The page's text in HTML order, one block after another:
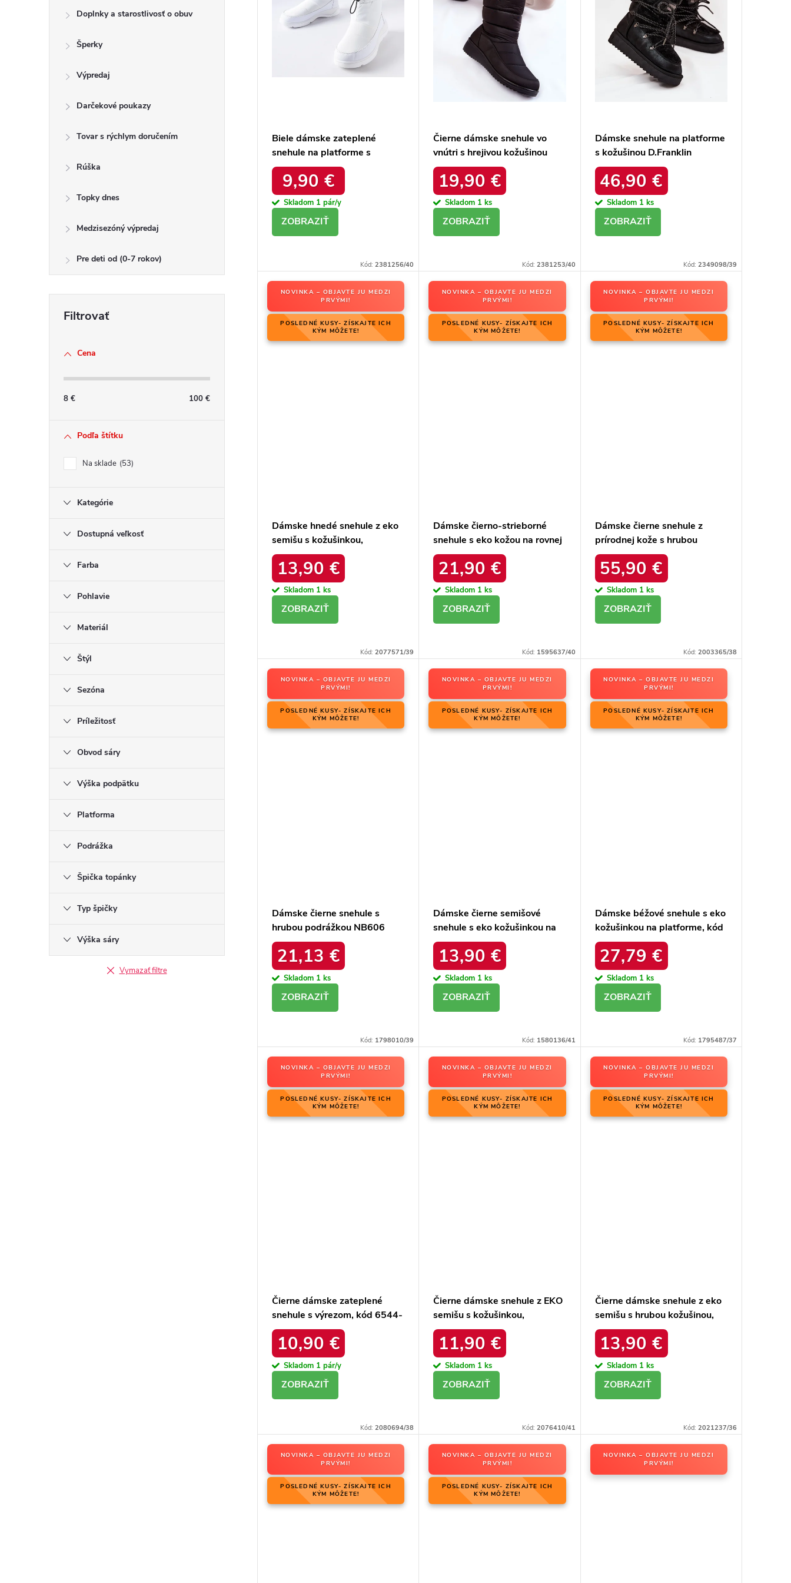
Doplnky a starostlivosť o obuv
Šperky
Výpredaj
Darčekové poukazy
Tovar s rýchlym doručením
Rúška
Topky dnes
Medzisezóný výpredaj
Pre deti od (0-7 rokov)
Cena
8 € 100 €
Podľa štítku
Na sklade 53
Kategórie
Dostupná veľkosť
Farba
Pohlavie
Materiál
Štýl
Sezóna
Príležitosť
Obvod sáry
Výška podpätku
Platforma
Podrážka
Špička topánky
Typ špičky
Výška sáry
Vymazať filtre
Biele dámske zateplené
snehule na platforme s
okrúhlou špičkou Inna
TX5002 WHITE
9,90 €
Skladom 1 pár/y
Kód:2381256/40
Čierne dámske snehule vo
vnútri s hrejivou kožušinou
zateplené kód 22SN26-5028
BLACK
19,90 €
Skladom 1 ks
Kód: 2381253/40
Dámske snehule na platforme
s kožušinou D.Franklin
DFSH37005 Čierne
46,90 €
Skladom 1 ks
Kód: 2349098/39
NOVINKA – OBJAVTE JU MEDZI
PRVÝMI!
POSLEDNÉ KUSY- ZÍSKAJTE ICH
KÝM MÔŽETE!
Dámske hnedé snehule z eko
semišu s kožušinkou,
platforma – 20219-4K
LEOPARD
13,90 €
Skladom 1 ks
Kód:2077571/39
NOVINKA – OBJAVTE JU MEDZI
PRVÝMI!
POSLEDNÉ KUSY- ZÍSKAJTE ICH
KÝM MÔŽETE!
Dámske čierno-strieborné
snehule s eko kožou na rovnej
podrážke, kód produktu 23-
34586 SREBRNY
21,90 €
Skladom 1 ks
Kód: 1595637/40
NOVINKA – OBJAVTE JU MEDZI
PRVÝMI!
POSLEDNÉ KUSY- ZÍSKAJTE ICH
KÝM MÔŽETE!
Dámske čierne snehule z
prírodnej kože s hrubou
podrážkou a zateplením, kód
produktu OO274A206
55,90 €
Skladom 1 ks
Kód: 2003365/38
NOVINKA – OBJAVTE JU MEDZI
PRVÝMI!
POSLEDNÉ KUSY- ZÍSKAJTE ICH
KÝM MÔŽETE!
Dámske čierne snehule s
hrubou podrážkou NB606
BLACK
21,13 €
Skladom 1 ks
Kód: 1798010/39
NOVINKA – OBJAVTE JU MEDZI
PRVÝMI!
POSLEDNÉ KUSY- ZÍSKAJTE ICH
KÝM MÔŽETE!
Dámske čierne semišové
snehule s eko kožušinkou na
zimu, kód produktu 20213-
4A BLACK
13,90 €
Skladom 1 ks
Kód: 1580136/41
NOVINKA – OBJAVTE JU MEDZI
PRVÝMI!
POSLEDNÉ KUSY- ZÍSKAJTE ICH
KÝM MÔŽETE!
Dámske béžové snehule s eko
kožušinkou na platforme, kód
produktu MM274380 BEŻ
27,79 €
Skladom 1 ks
Kód: 1795487/37
NOVINKA – OBJAVTE JU MEDZI
PRVÝMI!
POSLEDNÉ KUSY- ZÍSKAJTE ICH
KÝM MÔŽETE!
Čierne dámske zateplené
snehule s výrezom, kód 6544-
21
10,90 €
Skladom 1 pár/y
Kód:2080694/38
NOVINKA – OBJAVTE JU MEDZI
PRVÝMI!
POSLEDNÉ KUSY- ZÍSKAJTE ICH
KÝM MÔŽETE!
Čierne dámske snehule z EKO
semišu s kožušinkou,
platforma, M563 BLACK
11,90 €
Skladom 1 ks
Kód: 2076410/41
NOVINKA – OBJAVTE JU MEDZI
PRVÝMI!
POSLEDNÉ KUSY- ZÍSKAJTE ICH
KÝM MÔŽETE!
Čierne dámske snehule z eko
semišu s hrubou kožušinou,
kód produktu 20213-4A
BLACK
13,90 €
Skladom 1 ks
Kód: 2021237/36
NOVINKA – OBJAVTE JU MEDZI
PRVÝMI!
POSLEDNÉ KUSY- ZÍSKAJTE ICH
KÝM MÔŽETE!
NOVINKA – OBJAVTE JU MEDZI
PRVÝMI!
POSLEDNÉ KUSY- ZÍSKAJTE ICH
KÝM MÔŽETE!
NOVINKA – OBJAVTE JU MEDZI
PRVÝMI!